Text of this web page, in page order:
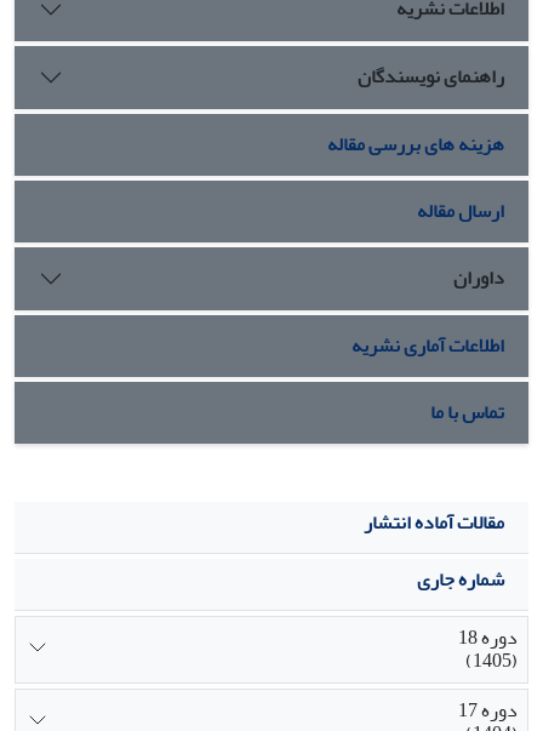
اطلاعات نشریه
راهنمای نویسندگان
هزینه های بررسی مقاله
ارسال مقاله
داوران
اطلاعات آماری نشریه
تماس با ما
مقالات آماده انتشار
شماره جاری
دوره 18
(1405)
دوره 17